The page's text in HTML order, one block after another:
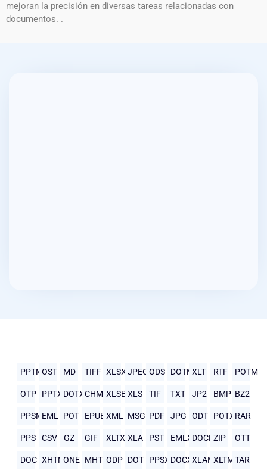
mejoran la precisión en diversas tareas relacionadas con
documentos. .
PPTMOST MD TIFF XLSX JPEG ODS DOTMXLT RTF POTM
OTP PPTX DOTXCHM XLSB XLS TIF TXT JP2 BMP BZ2
PPSMEML POT EPUB XML MSG PDF JPG ODT POTX RAR
PPS CSV GZ GIF XLTX XLA PST EMLX DOCMZIP OTT
DOC XHTMLONE MHTMLODP DOT PPSX DOCXXLAMXLTM TAR